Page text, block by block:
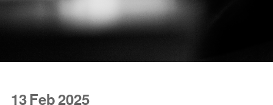
13Feb2025